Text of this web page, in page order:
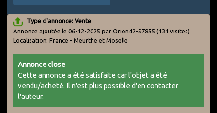
Type d'annonce: Vente
Annonce ajoutée le 06-12-2025 par Orion42-57855 (131 visites)
Localisation: France - Meurthe et Moselle
Annonce close
Cette annonce a été satisfaite car l'objet a été
vendu/acheté. Il n'est plus possible d'en contacter
l'auteur.